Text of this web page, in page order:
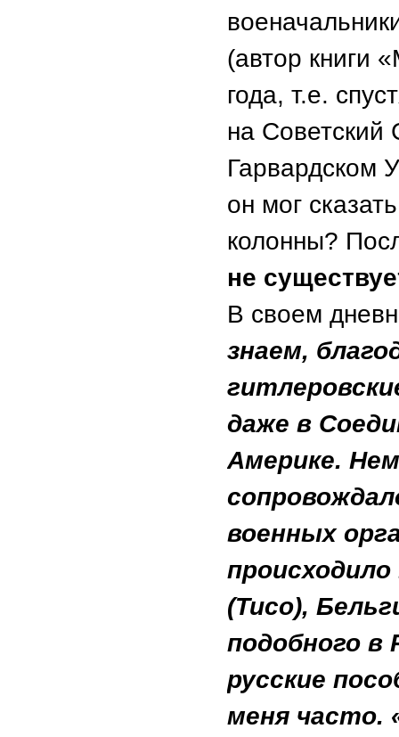
(автор книги
года, т.е.
на Советский
Гарвардском
он мог
колонны?
не
В своем
знаем,
даже в
Америке.
военных
(Тисо),
подобного в
русские
меня часто.